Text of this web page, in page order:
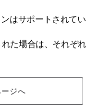
はサポートされてい
た場合は、それぞ
ジへ